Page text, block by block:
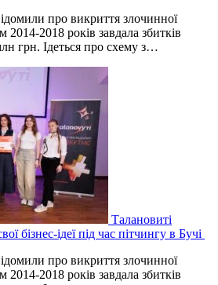
про викриття злочинної
2014-2018 років завдала збитків
грн. Ідеться про схему з…
Талановиті
бізнес-ідеї під час пітчингу в Бучі
про викриття злочинної
2014-2018 років завдала збитків